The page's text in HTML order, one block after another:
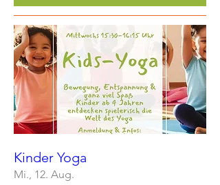
Kinder Yoga
Mi., 12. Aug.